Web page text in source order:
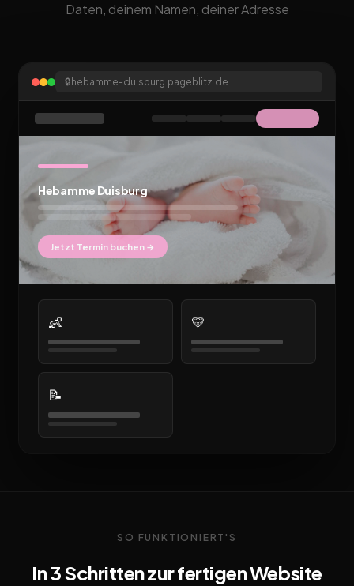
Daten, deinem Namen, deiner Adresse
🔒 hebamme-duisburg.pageblitz.de
Hebamme Duisburg
Jetzt Termin buchen →
👶 💛
📝
SO FUNKTIONIERT'S
In 3 Schritten zur fertigen Website